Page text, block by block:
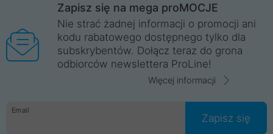
Wrocław, Poznań, Legnica, Katowice, Gliwice, Kalisz, Bytom,
Trzebnica, Opole. Szybka i profesjonalna obsługa!
ProLine to polska firma ze 100% polskim kapitałem. Działamy
legalnie i płacimy podatki w naszym kraju! Posiadamy siedzibę
główną w Mirkowie oraz salony na terenie kraju. Cała
komunikacja ze sklepem komputerowym ProLine jest
danych osobowych. Dlatego zakup notebooka albo laptopa w
ProLine to czysta przyjemność i pełne bezpieczeństwo.
Zaopatrzysz się u nas w akcesoria i części komputerowe
Zapisz się na mega proMOCJE
Nie strać żadnej informacji o promocji ani
kodu rabatowego dostępnego tylko dla
subskrybentów. Dołącz teraz do grona
odbiorców newslettera ProLine!
Więcej informacji
Email
Zapisz się